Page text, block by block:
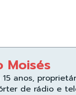
Moisés
anos,
de rádio e